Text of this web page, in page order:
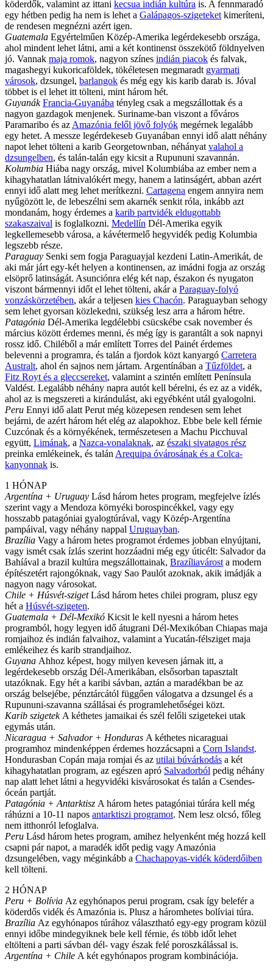
köderdők, valamint az ittani kecsua indián kultúra is. A fennmaradó
egy hétben pedig ha nem is lehet a Galápagos-szigeteket kimeríteni,
de rendesen megnézni azért igen.
Guatemala Egyértelműen Közép-Amerika legérdekesebb országa,
ahol mindent lehet látni, ami a két kontinenst összekötő földnyelven
jó. Vannak maja romok, nagyon színes indián piacok és falvak,
magashegyi kukoricaföldek, tökéletesen megmaradt gyarmati
városok, dzsungel, barlangok és még egy kis karib darab is. Jóval
többet is el lehet itt tölteni, mint három hét.
GuyanákFrancia-Guyanába tényleg csak a megszállottak és a
nagyon gazdagok menjenek. Suriname-ban viszont a főváros
Paramaribo és az Amazónia felől jövő folyók megérnek legalább
egy hetet. A messze legérdekeseb Guyanában ennyi idő alatt néhány
napot lehet tölteni a karib Georgetownban, néhányat valahol a
dzsungelben, és talán-talán egy kicsit a Rupununi szavannán.
Kolumbia Hiába nagy ország, mivel Kolumbiába az ember nem a
kihagyhatatlan látnivalókért megy, hanem a latinságért, abban azért
ennyi idő alatt meg lehet merítkezni. Cartagena engem annyira nem
nyűgözött le, de lebeszélni sem akarnék senkit róla, inkább azt
mondanám, hogy érdemes a karib partvidék eldugottabb
szakaszaival is foglalkozni. Medellín Dél-Amerika egyik
legkellemesebb városa, a kávétermelő hegyvidék pedig Kolumbia
legszebb része.
Paraguay Senki sem fogja Paraguayjal kezdeni Latin-Amerikát, de
aki már járt egy-két helyen a kontinensen, az imádni fogja az ország
elsöprő latinságát. Asunciónra elég két nap, északon és nyugaton
viszont bármennyi időt el lehet tölteni, akár a Paraguay-folyó
vonzáskörzetében, akár a teljesen kies Chacón. Paraguayban sehogy
sem lehet gyorsan közlekedni, szükség lesz arra a három hétre.
Patagónia Dél-Amerika legdélebbi csücskébe csak november és
március között érdemes menni, és még így is garantált a sok napnyi
rossz idő. Chiléből a már említett Torres del Painét érdemes
belevenni a programra, és talán a fjordok közt kanyargó Carretera
Australt, ahol én sajnos nem jártam. Argentínában a Tűzföldet, a
Fitz Royt és a gleccsereket, valamint a szintén említett Península
Valdést. Legalább néhány napra autót kell bérelni, és ez az a vidék,
ahol az is megszereti a kirándulást, aki egyébként utál gyalogolni.
Peru Ennyi idő alatt Perut még közepesen rendesen sem lehet
bejárni, de azért három hét elég az alapokhoz. Ebbe bele kell férnie
Cuzcónak és a környékének, természetesen a Machu Picchuval
együtt, Limának, a Nazca-vonalaknak, az északi sivatagos rész
preinka emlékeinek, és talán Arequipa óvárosának és a Colca-
kanyonnak is.
1 HÓNAP
Argentína + Uruguay Lásd három hetes program, megfejelve ízlés
szerint vagy a Mendoza környéki borospincékkel, vagy egy
hosszabb patagóniai gyalogtúrával, vagy Közép-Argentína
pampáival, vagy néhány nappal Uruguayban.
Brazília Vagy a három hetes programot érdemes jobban elnyújtani,
vagy ismét csak ízlás szerint hozzáadni még egy úticélt: Salvador da
Bahíával a brazil kultúra megszállottainak, Brazíliavárost a modern
építészetért rajongóknak, vagy Sao Paulót azoknak, akik imádják a
nagyon nagy városokat.
Chile + Húsvét-szigetLásd három hetes chilei program, plusz egy
hét a Húsvét-szigeten.
Guatemala + Dél-Mexikó Kicsit le kell nyesni a három hetes
programból, hogy legyen idő átugrani Dél-Mexikóban Chiapas maja
romjaihoz és indián falvaihoz, valamint a Yucatán-félsziget maja
emlékeihez és karib strandjaihoz.
Guyana Ahhoz képest, hogy milyen kevesen járnak itt, a
legérdekesebb ország Dél-Amerikában, elsősorban tapasztalt
utazóknak. Egy hét a karibi sávban, aztán a maradékban be az
ország belsejébe, pénztárcától függően válogatva a dzsungel és a
Rupununi-szavanna szállásai és programlehetőségei közt.
Karib szigetek A kéthetes jamaikai és szél felőli szigetekei utak
egymás után.
Nicaragua + Salvador + Honduras A kéthetes nicaraguai
programhoz mindenképpen érdemes hozzácsapni a Corn Islandst.
Hondurasban Copán maja romjai és az utilai búvárkodás a két
kihagyhatatlan program, az egészen apró Salvadorból pedig néhány
nap alatt lehet látni a hegyvidéki kisvárosokat és talán a Csendes-
óceán partját.
Patagónia + Antarktisz A három hetes patagóniai túrára kell még
ráhúzni a 10-11 napos antarktiszi programot. Nem lesz olcsó, főleg
nem itthonról lefoglalva.
Peru Lásd három hetes program, amihez helyenként még hozzá kell
csapni pár napot, a maradék időt pedig vagy Amazónia
dzsungelében, vagy méginkább a Chachapoyas-vidék köderdőiben
kell tölteni.
2 HÓNAP
Peru + Bolívia Az egyhónapos perui program, csak így belefér a
köderdős vidék és Amazónia is. Plusz a háromhetes bolíviai túra.
Brazília Az egyhónapos túrához választható egy-egy program közül
ennyi időbe mindegyiknek bele kell férnie, és több időt lehet
eltölteni a parti sávban dél- vagy észak felé poroszkálással is.
Argentína + Chile A két egyhónapos program kombinációja.